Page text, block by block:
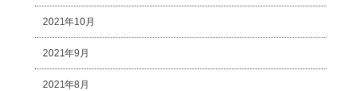
2021年10月
2021年9月
2021年8月